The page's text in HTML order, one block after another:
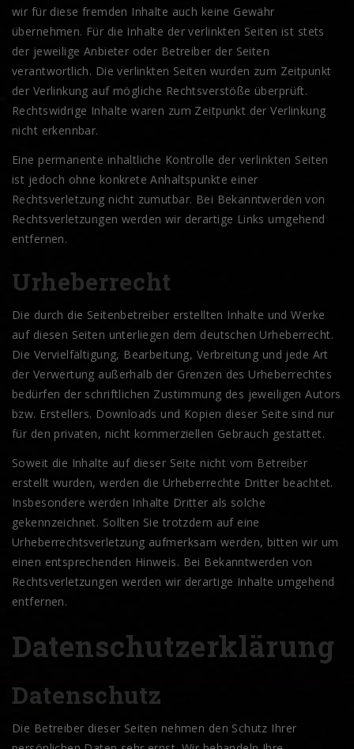
wir für diese fremden Inhalte auch keine Gewähr
übernehmen. Für die Inhalte der verlinkten Seiten ist stets
der jeweilige Anbieter oder Betreiber der Seiten
verantwortlich. Die verlinkten Seiten wurden zum Zeitpunkt
der Verlinkung auf mögliche Rechtsverstöße überprüft.
Rechtswidrige Inhalte waren zum Zeitpunkt der Verlinkung
nicht erkennbar.
Eine permanente inhaltliche Kontrolle der verlinkten Seiten
ist jedoch ohne konkrete Anhaltspunkte einer
Rechtsverletzung nicht zumutbar. Bei Bekanntwerden von
Rechtsverletzungen werden wir derartige Links umgehend
entfernen.
Urheberrecht
Die durch die Seitenbetreiber erstellten Inhalte und Werke
auf diesen Seiten unterliegen dem deutschen Urheberrecht.
Die Vervielfältigung, Bearbeitung, Verbreitung und jede Art
der Verwertung außerhalb der Grenzen des Urheberrechtes
bedürfen der schriftlichen Zustimmung des jeweiligen Autors
bzw. Erstellers. Downloads und Kopien dieser Seite sind nur
für den privaten, nicht kommerziellen Gebrauch gestattet.
Soweit die Inhalte auf dieser Seite nicht vom Betreiber
erstellt wurden, werden die Urheberrechte Dritter beachtet.
Insbesondere werden Inhalte Dritter als solche
gekennzeichnet. Sollten Sie trotzdem auf eine
Urheberrechtsverletzung aufmerksam werden, bitten wir um
einen entsprechenden Hinweis. Bei Bekanntwerden von
Rechtsverletzungen werden wir derartige Inhalte umgehend
entfernen.
Datenschutzerklärung
Datenschutz
Die Betreiber dieser Seiten nehmen den Schutz Ihrer